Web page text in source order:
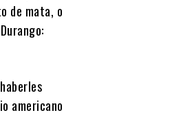
de mata, o
americano